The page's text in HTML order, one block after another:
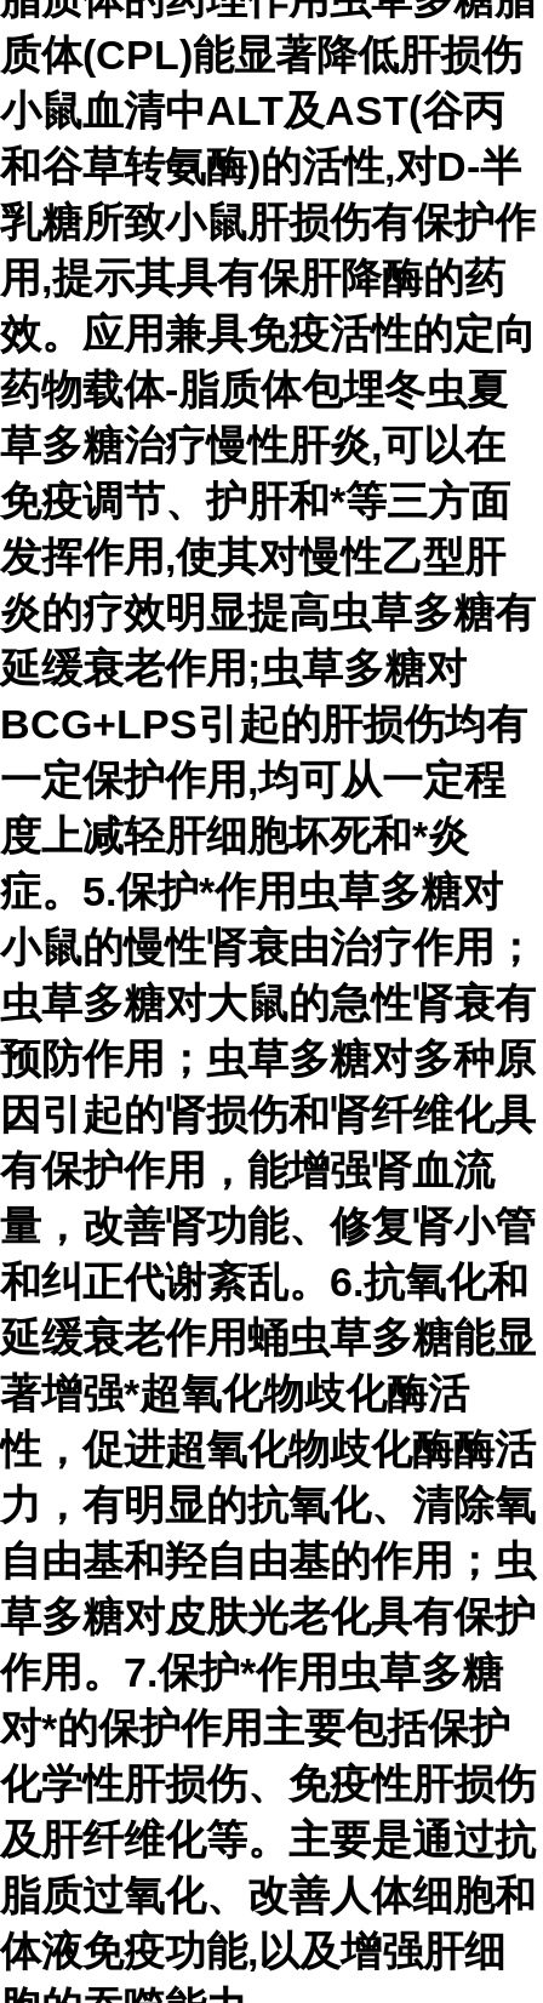
质体(CPL)能显著降低肝损伤
小鼠血清中ALT及AST(谷丙
和谷草转氨酶)的活性,对D-半
乳糖所致小鼠肝损伤有保护作
用,提示其具有保肝降酶的药
效。应用兼具免疫活性的定向
药物载体-脂质体包埋冬虫夏
草多糖治疗慢性肝炎,可以在
免疫调节、护肝和*等三方面
发挥作用,使其对慢性乙型肝
炎的疗效明显提高虫草多糖有
延缓衰老作用;虫草多糖对
BCG+LPS引起的肝损伤均有
一定保护作用,均可从一定程
度上减轻肝细胞坏死和*炎
症。5.保护*作用虫草多糖对
小鼠的慢性肾衰由治疗作用；
虫草多糖对大鼠的急性肾衰有
预防作用；虫草多糖对多种原
因引起的肾损伤和肾纤维化具
有保护作用，能增强肾血流
量，改善肾功能、修复肾小管
和纠正代谢紊乱。6.抗氧化和
延缓衰老作用蛹虫草多糖能显
著增强*超氧化物歧化酶活
性，促进超氧化物歧化酶酶活
力，有明显的抗氧化、清除氧
自由基和羟自由基的作用；虫
草多糖对皮肤光老化具有保护
作用。7.保护*作用虫草多糖
对*的保护作用主要包括保护
化学性肝损伤、免疫性肝损伤
及肝纤维化等。主要是通过抗
脂质过氧化、改善人体细胞和
体液免疫功能,以及增强肝细